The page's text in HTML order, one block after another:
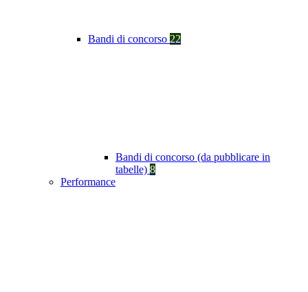
Bandi di concorso 22
Bandi di concorso (da pubblicare in
tabelle) 8
Performance